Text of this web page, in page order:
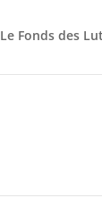
Le Fonds des